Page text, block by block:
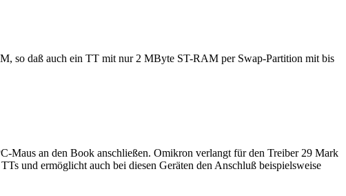
so daß auch ein TT mit nur 2 MByte ST-RAM per Swap-Partition mit bis
Maus an den Book anschließen. Omikron verlangt für den Treiber 29 Mark
und ermöglicht auch bei diesen Geräten den Anschluß beispielsweise